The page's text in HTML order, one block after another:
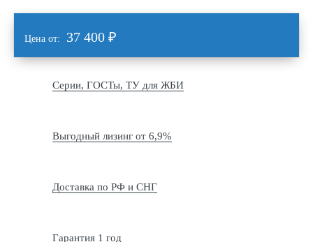
Цена от: 37 400 ₽
Серии, ГОСТы, ТУ для ЖБИ
Выгодный лизинг от 6,9%
Доставка по РФ и СНГ
Гарантия 1 год